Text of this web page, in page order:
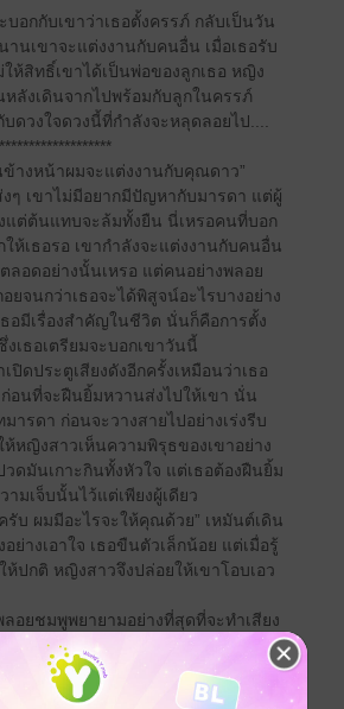
บอกกับเขาว่าเธอตั้งครรภ์ กลับเป็นวัน
านเขาจะแต่งงานกับคนอื่น เมื่อเธอรับ
ให้สิทธิ์เขาได้เป็นพ่อของลูกเธอ หญิง
ลังเดินจากไปพร้อมกับลูกในครรภ์
บดวงใจดวงนี้ที่กำลังจะหลุดลอยไป....
ข้างหน้าผมจะแต่งงานกับคุณดาว”
ๆ เขาไม่มีอยากมีปัญหากับมารดา แต่ผู้
แต่ต้นแทบจะล้มทั้งยืน นี่เหรอคนที่บอก
ห้เธอรอ เขากำลังจะแต่งงานกับคนอื่น
ลอดอย่างนั้นเหรอ แต่คนอย่างพลอย
ยจนกว่าเธอจะได้พิสูจน์อะไรบางอย่าง
อมีเรื่องสำคัญในชีวิต นั่นก็คือการตั้ง
เธอเตรียมจะบอกเขาวันนี้
ปิดประตูเสียงดังอีกครั้งเหมือนว่าเธอ
ก่อนที่จะฝืนยิ้มหวานส่งไปให้เขา นั่น
ารดา ก่อนจะวางสายไปอย่างเร่งรีบ
หญิงสาวเห็นความพิรุธของเขาอย่าง
วดมันเกาะกินทั้งหัวใจ แต่เธอต้องฝืนยิ้ม
ามเจ็บนั้นไว้แต่เพียงผู้เดียว
รับ ผมมีอะไรจะให้คุณด้วย” เหมันต์เดิน
อย่างเอาใจ เธอขืนตัวเล็กน้อย แต่เมื่อรู้
ห้ปกติ หญิงสาวจึงปล่อยให้เขาโอบเอว
ลอยชมพูพยายามอย่างที่สุดที่จะทำเสียง
หนุ่มกล่าวก่อนที่จะสวมสร้อยคอเส้น
ขาเตรียมมาไว้เป็นของขวัญวันเกิดให้